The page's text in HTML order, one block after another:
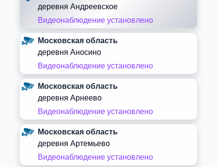
деревня Андреевское
Видеонаблюдение установлено
Московская область
деревня Аносино
Видеонаблюдение установлено
Московская область
деревня Арнеево
Видеонаблюдение установлено
Московская область
деревня Артемьево
Видеонаблюдение установлено